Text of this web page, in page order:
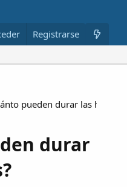
Miembros
Registrarse
pueden durar las
durar